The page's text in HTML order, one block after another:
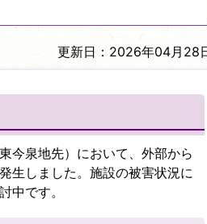
更新日：2026年04月28
今泉地先）において、外部から
生しました。施設の被害状況に
中です。